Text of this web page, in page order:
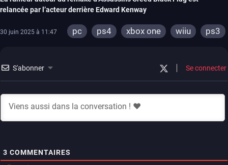
relancée par l’acteur derrière Edward Kenway
30 juin 2025 à 11:47 pc ps4 xbox one wiiu
ps3
S'abonner Se connecter
3 COMMENTAIRES